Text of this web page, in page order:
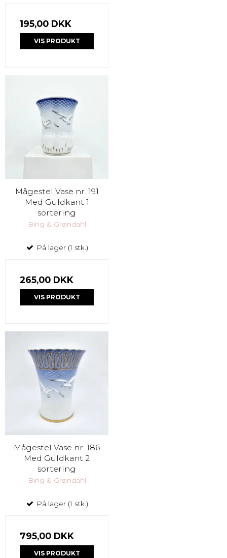
195,00 DKK
VIS PRODUKT
Mågestel Vase nr. 191
Med Guldkant 1
sortering
Bing & Grøndahl
På lager (1 stk.)
265,00 DKK
VIS PRODUKT
Mågestel Vase nr. 186
Med Guldkant 2
sortering
Bing & Grøndahl
På lager (1 stk.)
795,00 DKK
VIS PRODUKT